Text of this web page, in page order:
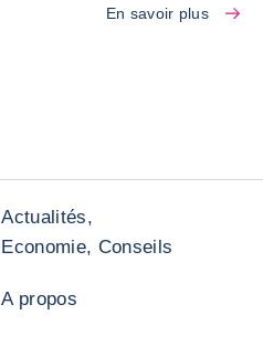
En savoir plus
Actualités,
Economie, Conseils
A propos